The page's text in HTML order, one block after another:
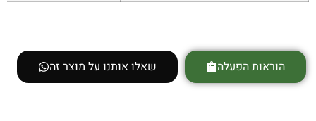
הוראות הפעלה שאלו אותנו על מוצר זה